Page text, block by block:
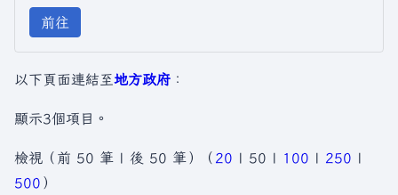
前往
以下頁面連結至地方政府 ：
顯示3個項目。
檢視（ 前 50 筆 | 後 50 筆 ）（ 20 | 50 | 100 | 250 |
500 ）